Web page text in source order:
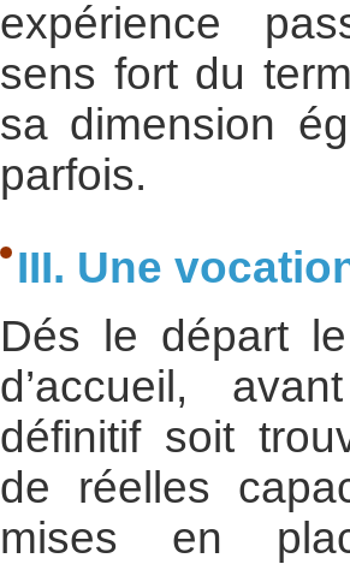
expérience
sens fort du
sa dimension
parfois.
III. Une
Dés le départ
d’accueil,
définitif soit
de réelles
mises en